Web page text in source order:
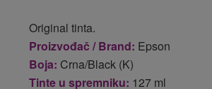
Original tinta.
Proizvođač / Brand: Epson
Boja: Crna/Black (K)
Tinte u spremniku: 127 ml